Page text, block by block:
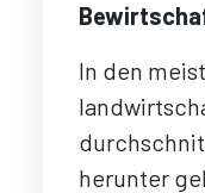
In den
herunter